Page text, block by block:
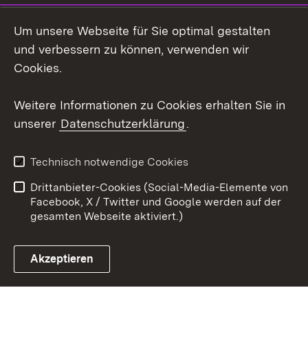
Social Wall
Youtube
Link zum Landesportal
Kontakt
Datenschutz
Barrierefreiheit
Impressum Cookies
Um unsere Webseite für Sie optimal gestalten
und verbessern zu können, verwenden wir
Cookies.
Weitere Informationen zu Cookies erhalten Sie in
unserer Datenschutzerklärung.
Technisch notwendige Cookies
Drittanbieter-Cookies (Social-Media-Elemente von
Facebook, X / Twitter und Google werden auf der
gesamten Webseite aktiviert.)
Akzeptieren